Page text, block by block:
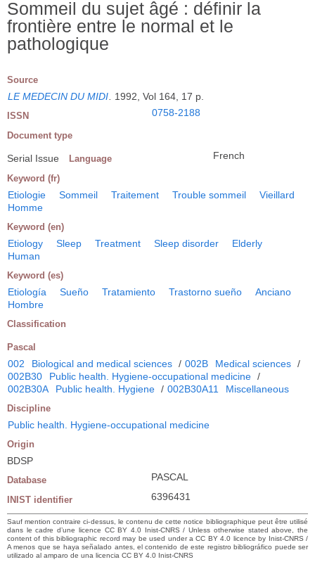
Sommeil du sujet âgé : définir la
frontière entre le normal et le
pathologique
Source
LE MEDECIN DU MIDI 1992, Vol 164, 17 p.
ISSN 0758-2188
Document type
Serial Issue Language French
Keyword (fr)
Etiologie Sommeil Traitement Trouble sommeil
Vieillard
Homme
Keyword (en)
Etiology Sleep Treatment Sleep disorder
Elderly
Human
Keyword (es)
Etiología Sueño Tratamiento Trastorno sueño
Anciano
Hombre
Classification
Pascal
002 Biological and medical sciences / 002B Medical sciences /
002B30
Public health. Hygiene-occupational medicine /
002B30A
Public health. Hygiene / 002B30A11 Miscellaneous
Discipline
Public health. Hygiene-occupational medicine
Origin
BDSP
Database PASCAL
INIST identifier 6396431
Sauf mention contraire ci-dessus, le contenu de cette notice bibliographique peut être utilisé
dans le cadre d’une licence CC BY 4.0 Inist-CNRS / Unless otherwise stated above, the
content of this bibliographic record may be used under a CC BY 4.0 licence by Inist-CNRS /
A menos que se haya señalado antes, el contenido de este registro bibliográfico puede ser
utilizado al amparo de una licencia CC BY 4.0 Inist-CNRS